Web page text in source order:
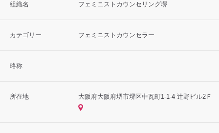
組織名 フェミニストカウンセリング堺
カテゴリー フェミニストカウンセラー
略称
所在地 大阪府大阪府堺市堺区中瓦町1-1-4 辻野ビル2Ｆ